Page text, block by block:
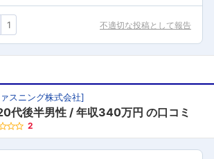
1 不適切な投稿として報告
スニング株式会社]
代後半男性 年収340万円 の口コミ
2